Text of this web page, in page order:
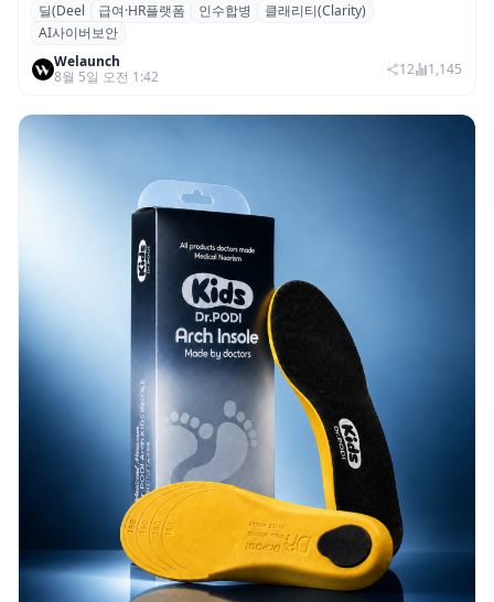
글로벌 HR 플랫폼 딜(Deel), ARR 15억 달러
돌파…AI 보안 역량 강화
딜(Deel 급여·HR플랫폼 인수합병
클래리티(Clarity)
AI사이버보안
Welaunch
8월 5일 오전 1:42
12 1,145